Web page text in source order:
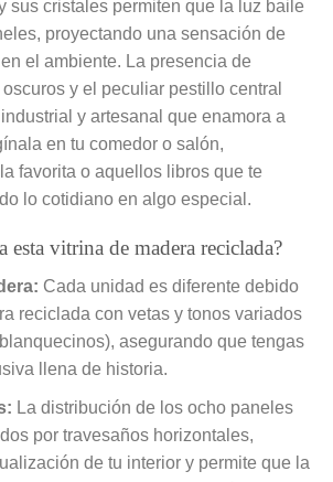
sus cristales permiten que la luz baile
proyectando una sensación de
el ambiente. La presencia de
y el peculiar pestillo central
y artesanal que enamora a
en tu comedor o salón,
favorita o aquellos libros que te
lo cotidiano en algo especial.
esta vitrina de madera reciclada?
Cada unidad es diferente debido
reciclada con vetas y tonos variados
asegurando que tengas
llena de historia.
La distribución de los ocho paneles
por travesaños horizontales,
de tu interior y permite que la